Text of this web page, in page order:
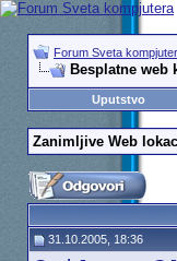
Forum Sveta
Besplatne web
Uputstvo
Zanimljive Web
31.10.2005, 18:36